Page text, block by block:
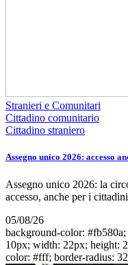
Stranieri e Comunitari
Cittadino comunitario
Cittadino straniero
Assegno unico 2026: accesso
Assegno unico 2026: la
accesso, anche per i
05/08/26
background-color:
10px; width: 22px; height:
color: #fff; border-radius: